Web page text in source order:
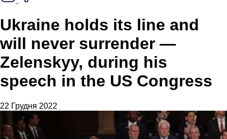
Ukraine holds its line and
will never surrender —
Zelenskyy, during his
speech in the US Congress
22 Грудня 2022